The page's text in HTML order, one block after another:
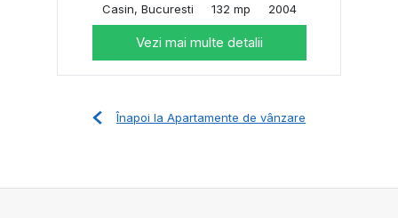
Casin, Bucuresti
132 mp 2004
Vezi mai multe detalii
Înapoi la Apartamente de vânzare